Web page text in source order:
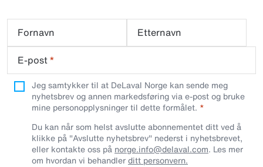
Fornavn
Etternavn
E-post*
Jeg samtykker til at DeLaval Norge kan sende meg
nyhetsbrev og annen markedsføring via e-post og bruke
mine personopplysninger til dette formålet.
Du kan når som helst avslutte abonnementet ditt ved å
klikke på "Avslutte nyhetsbrev" nederst i nyhetsbrevet,
eller kontakte oss på norge.info@delaval.com. Les mer
om hvordan vi behandlerditt personvern.